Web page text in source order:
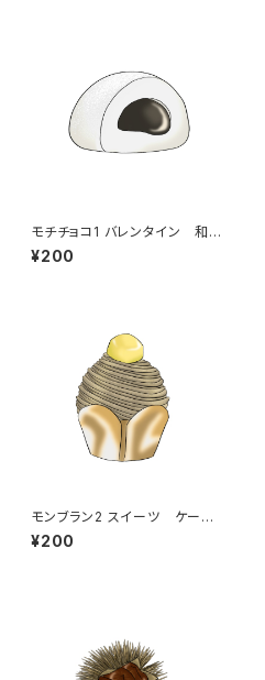
モチチョコ1 バレンタイン 和風
スイーツ
¥200
モンブラン2 スイーツ ケー
キ 洋菓子 パティスリー パ
ティシエ パティシエール
¥200